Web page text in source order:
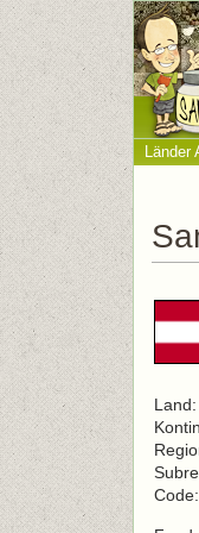
Länder
Land:
Code: